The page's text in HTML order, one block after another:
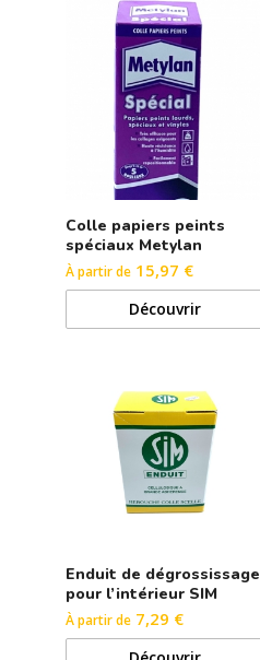
Colle papiers peints
spéciaux Metylan
À partir de15,97 €
Découvrir
Enduit de dégrossissage
pour l’intérieur SIM
À partir de7,29 €